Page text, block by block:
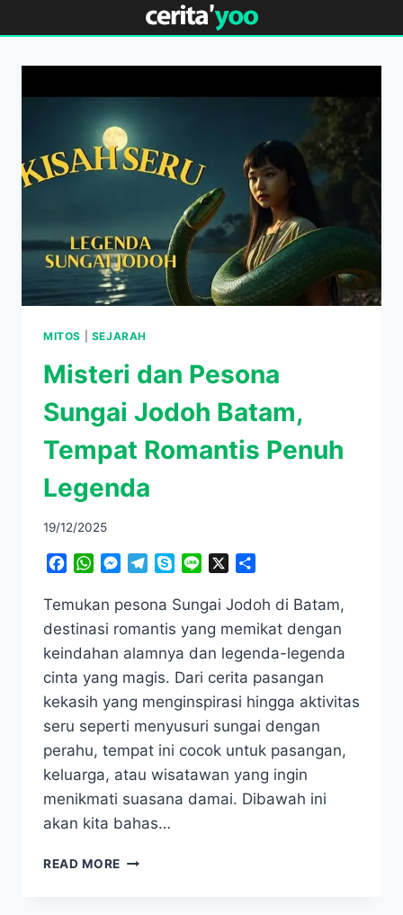
to
MITOS SEJARAH
Misteri dan Pesona
Sungai Jodoh Batam,
Tempat Romantis Penuh
Legenda
19/12/2025
Facebook
WhatsApp
Messenger
TelegramSkypeLine
Temukan pesona Sungai Jodoh di Batam,
destinasi romantis yang memikat dengan
keindahan alamnya dan legenda-legenda
cinta yang magis. Dari cerita pasangan
kekasih yang menginspirasi hingga aktivitas
seru seperti menyusuri sungai dengan
perahu, tempat ini cocok untuk pasangan,
keluarga, atau wisatawan yang ingin
menikmati suasana damai. Dibawah ini
akan kita bahas…
READ MORE MISTERI